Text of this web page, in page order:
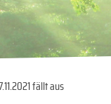
fällt aus